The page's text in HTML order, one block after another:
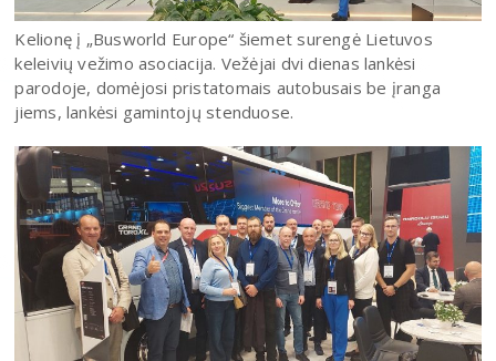
Kelionę į „Busworld Europe“ šiemet surengė Lietuvos
keleivių vežimo asociacija. Vežėjai dvi dienas lankėsi
parodoje, domėjosi pristatomais autobusais be įranga
jiems, lankėsi gamintojų stenduose.